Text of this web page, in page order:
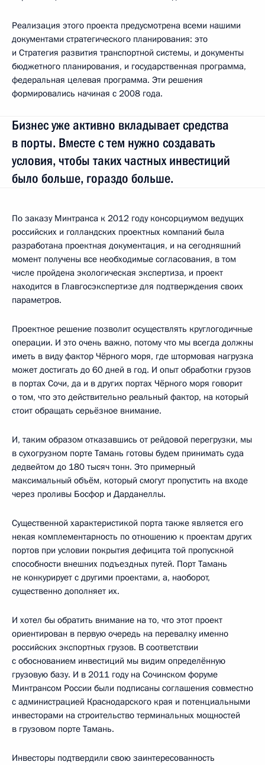
Реализация этого проекта предусмотрена всеми нашими
документами стратегического планирования: это
и Стратегия развития транспортной системы, и документы
бюджетного планирования, и государственная программа,
федеральная целевая программа. Эти решения
формировались начиная с 2008 года.
Бизнес уже активно вкладывает средства
в порты. Вместе с тем нужно создавать
условия, чтобы таких частных инвестиций
было больше, гораздо больше.
По заказу Минтранса к 2012 году консорциумом ведущих
российских и голландских проектных компаний была
разработана проектная документация, и на сегодняшний
момент получены все необходимые согласования, в том
числе пройдена экологическая экспертиза, и проект
находится в Главгосэкспертизе для подтверждения своих
параметров.
Проектное решение позволит осуществлять круглогодичные
операции. И это очень важно, потому что мы всегда должны
иметь в виду фактор Чёрного моря, где штормовая нагрузка
может достигать до 60 дней в год. И опыт обработки грузов
в портах Сочи, да и в других портах Чёрного моря говорит
о том, что это действительно реальный фактор, на который
стоит обращать серьёзное внимание.
И, таким образом отказавшись от рейдовой перегрузки, мы
в сухогрузном порте Тамань готовы будем принимать суда
дедвейтом до 180 тысяч тонн. Это примерный
максимальный объём, который смогут пропустить на входе
через проливы Босфор и Дарданеллы.
Существенной характеристикой порта также является его
некая комплементарность по отношению к проектам других
портов при условии покрытия дефицита той пропускной
способности внешних подъездных путей. Порт Тамань
не конкурирует с другими проектами, а, наоборот,
существенно дополняет их.
И хотел бы обратить внимание на то, что этот проект
ориентирован в первую очередь на перевалку именно
российских экспортных грузов. В соответствии
с обоснованием инвестиций мы видим определённую
грузовую базу. И в 2011 году на Сочинском форуме
Минтрансом России были подписаны соглашения совместно
с администрацией Краснодарского края и потенциальными
инвесторами на строительство терминальных мощностей
в грузовом порте Тамань.
Инвесторы подтвердили свою заинтересованность